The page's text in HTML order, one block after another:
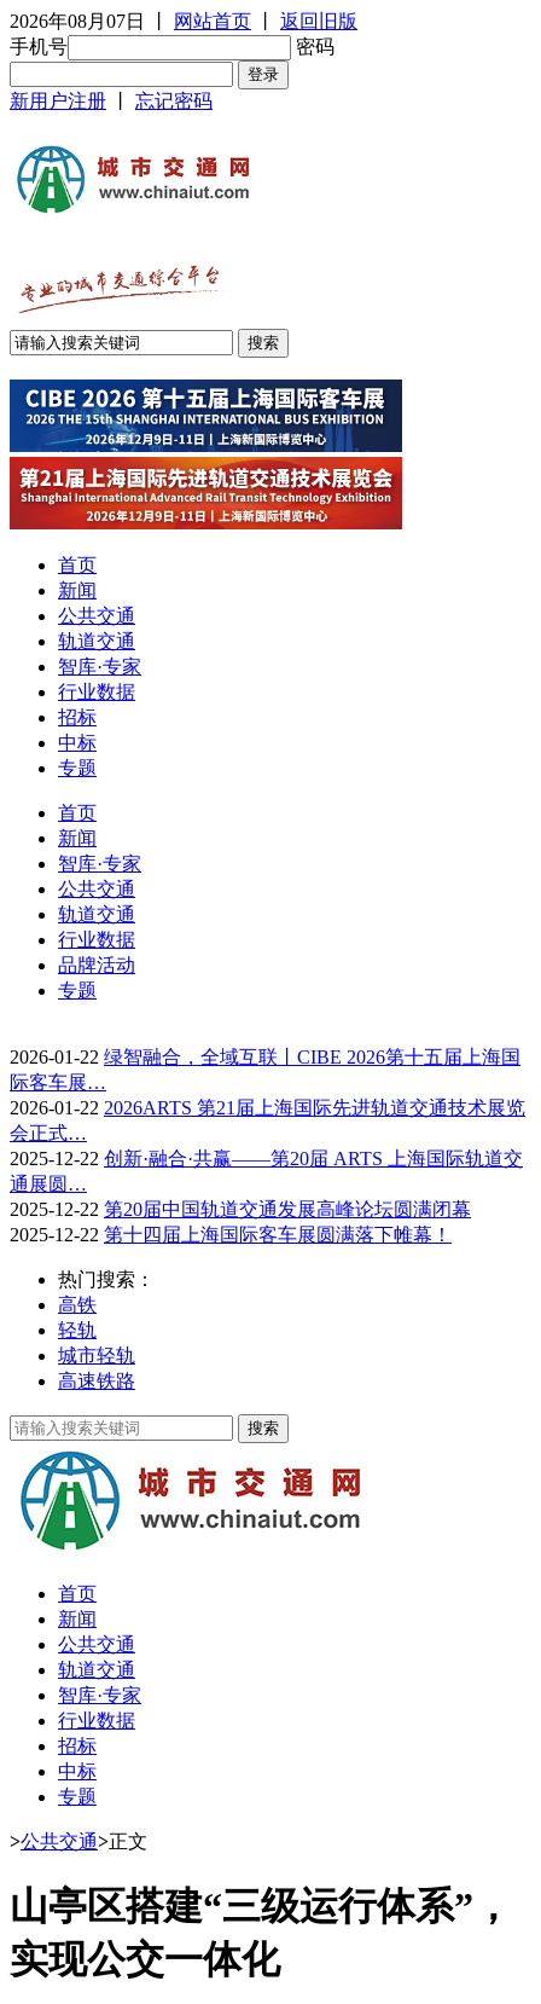
2026年08月07日 网站首页
返回旧版
手机号
密码
新用户注册 忘记密码
首页
新闻
公共交通
轨道交通
智库·专家
行业数据
招标
中标
专题
首页
新闻
智库·专家
公共交通
轨道交通
行业数据
品牌活动
专题
2026-01-22 绿智融合，全域互联丨CIBE 2026第十五届上海国
际客车展…
2026-01-22 2026ARTS 第21届上海国际先进轨道交通技术展览
会正式…
2025-12-22 创新·融合·共赢——第20届 ARTS 上海国际轨道交
通展圆…
2025-12-22 第20届中国轨道交通发展高峰论坛圆满闭幕
2025-12-22 第十四届上海国际客车展圆满落下帷幕！
热门搜索：
高铁
轻轨
城市轻轨
高速铁路
首页
新闻
公共交通
轨道交通
智库·专家
行业数据
招标
中标
专题
>公共交通>正文
山亭区搭建“三级运行体系”，
实现公交一体化